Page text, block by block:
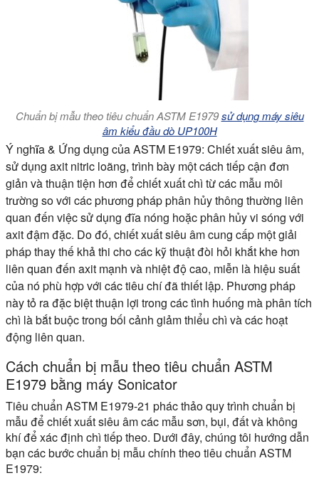
Chuẩn bị mẫu theo tiêu chuẩn ASTM E1979sử dụng máy siêu
âm kiểu đầu dò UP100H
Ý nghĩa & Ứng dụng của ASTM E1979: Chiết xuất siêu âm,
sử dụng axit nitric loãng, trình bày một cách tiếp cận đơn
giản và thuận tiện hơn để chiết xuất chì từ các mẫu môi
trường so với các phương pháp phân hủy thông thường liên
quan đến việc sử dụng đĩa nóng hoặc phân hủy vi sóng với
axit đậm đặc. Do đó, chiết xuất siêu âm cung cấp một giải
pháp thay thế khả thi cho các kỹ thuật đòi hỏi khắt khe hơn
liên quan đến axit mạnh và nhiệt độ cao, miễn là hiệu suất
của nó phù hợp với các tiêu chí đã thiết lập. Phương pháp
này tỏ ra đặc biệt thuận lợi trong các tình huống mà phân tích
chì là bắt buộc trong bối cảnh giảm thiểu chì và các hoạt
động liên quan.
Cách chuẩn bị mẫu theo tiêu chuẩn ASTM
E1979 bằng máy Sonicator
Tiêu chuẩn ASTM E1979-21 phác thảo quy trình chuẩn bị
mẫu để chiết xuất siêu âm các mẫu sơn, bụi, đất và không
khí để xác định chì tiếp theo. Dưới đây, chúng tôi hướng dẫn
bạn các bước chuẩn bị mẫu chính theo tiêu chuẩn ASTM
E1979: